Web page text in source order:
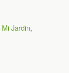
Mi Jardin,